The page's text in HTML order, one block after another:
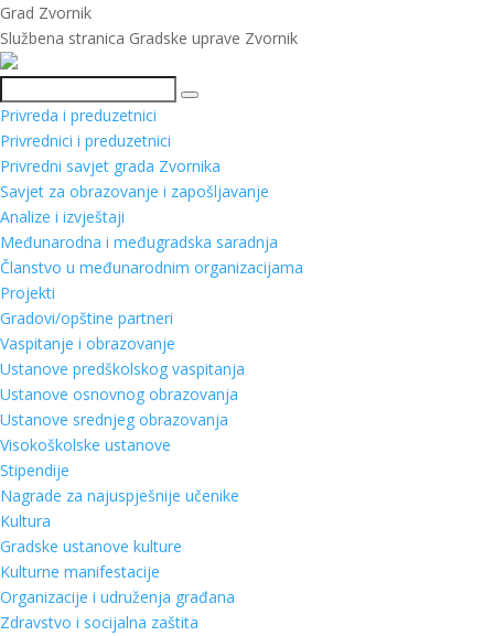
Grad Zvornik
Službena stranica Gradske uprave Zvornik
Pretraga
Privreda i preduzetnici
Privrednici i preduzetnici
Privredni savjet grada Zvornika
Savjet za obrazovanje i zapošljavanje
Analize i izvještaji
Međunarodna i međugradska saradnja
Članstvo u međunarodnim organizacijama
Projekti
Gradovi/opštine partneri
Vaspitanje i obrazovanje
Ustanove predškolskog vaspitanja
Ustanove osnovnog obrazovanja
Ustanove srednjeg obrazovanja
Visokoškolske ustanove
Stipendije
Nagrade za najuspješnije učenike
Kultura
Gradske ustanove kulture
Kulturne manifestacije
Organizacije i udruženja građana
Zdravstvo i socijalna zaštita